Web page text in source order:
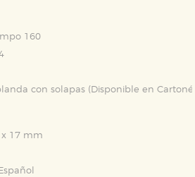
160
con solapas (Disponible enCartoné
x 17 mm
Español